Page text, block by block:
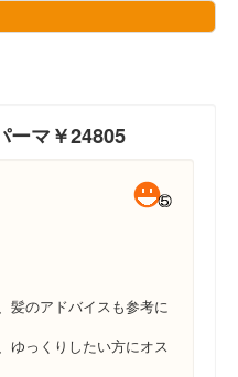
ーマ￥24805
髪のアドバイスも参考に
ゆっくりしたい方にオス